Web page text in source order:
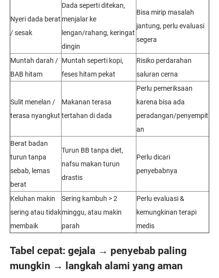
Nyeri dada berat
/ sesak
Dada seperti ditekan,
menjalar ke
lengan/rahang, keringat
dingin
Bisa mirip masalah
jantung, perlu evaluasi
segera
Muntah darah /
BAB hitam
Muntah seperti kopi,
feses hitam pekat
Risiko perdarahan
saluran cerna
Sulit menelan /
terasa nyangkut
Makanan terasa
tertahan di dada
Perlu pemeriksaan
karena bisa ada
peradangan/penyempit
an
Berat badan
turun tanpa
sebab, lemas
berat
Turun BB tanpa diet,
nafsu makan turun
drastis
Perlu dicari
penyebabnya
Keluhan makin
sering atau tidak
membaik
Sering kambuh > 2
minggu, atau makin
parah
Perlu evaluasi &
kemungkinan terapi
medis
Tabel cepat: gejala → penyebab paling
mungkin → langkah alami yang aman